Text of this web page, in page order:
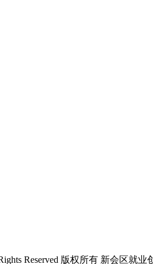
Reserved 版权所有 新会区就业